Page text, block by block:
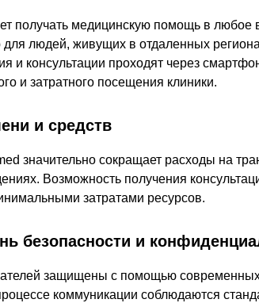
получать медицинскую помощь в любое
людей, живущих в отдаленных
и консультации проходят через
и затратного посещения клиники.
и средств
значительно сокращает расходы на
Возможность получения
затратами ресурсов.
безопасности и
защищены с помощью
коммуникации соблюдаются